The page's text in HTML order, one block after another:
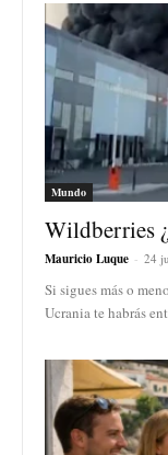
Mundo
Wildberries
Mauricio Luque - 24
Si sigues más o
Ucrania te habrás